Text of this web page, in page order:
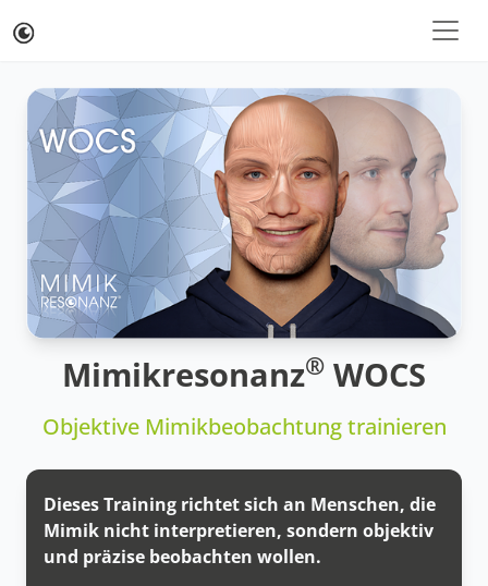
Mimikresonanz® WOCS
Objektive Mimikbeobachtung trainieren
Dieses Training richtet sich an Menschen, die
Mimik nicht interpretieren, sondern objektiv
und präzise beobachten wollen.